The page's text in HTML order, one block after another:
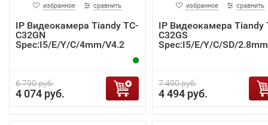
избранное сравнить
IP Видеокамера Tiandy TC-
C32GN
Spec:I5/E/Y/C/4mm/V4.2
6 790 руб.
4 074 руб.
избранное сравнить
IP Видеокамера Tiandy
C32GS
Spec:I5/E/Y/C/SD/
7 490 руб.
4 494 руб.